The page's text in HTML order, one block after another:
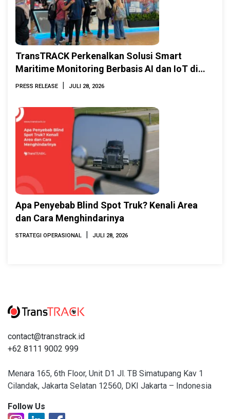
TransTRACK Perkenalkan Solusi Smart
Maritime Monitoring Berbasis AI dan IoT di
INAMARINE 2026
PRESS RELEASE | JULI 28, 2026
Apa Penyebab Blind Spot Truk? Kenali Area
dan Cara Menghindarinya
STRATEGI OPERASIONAL | JULI 28, 2026
contact@transtrack.id
+62 8111 9002 999
Menara 165, 6th Floor, Unit D1 Jl. TB Simatupang Kav 1
Cilandak, Jakarta Selatan 12560, DKI Jakarta – Indonesia
Follow Us